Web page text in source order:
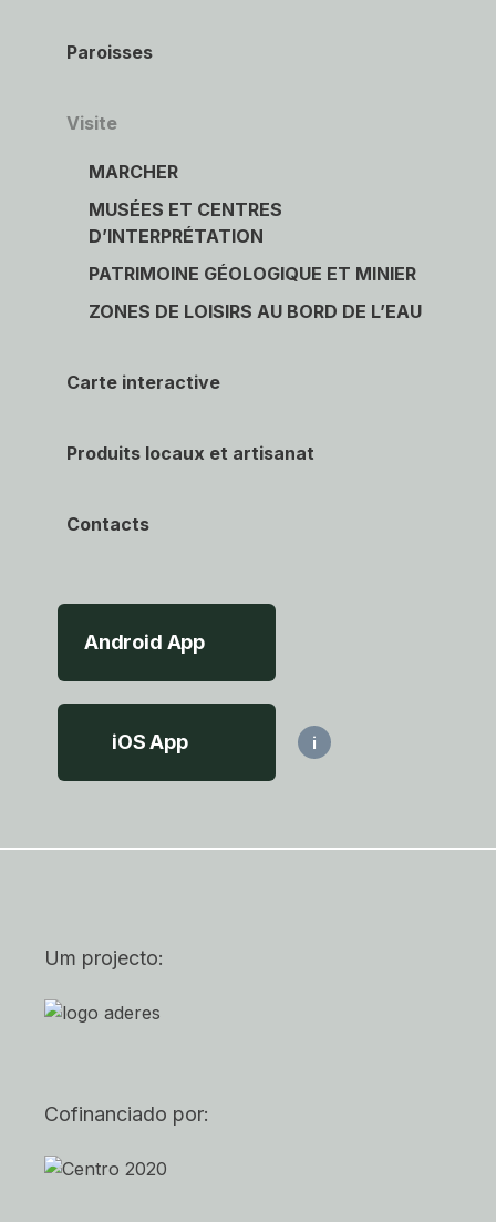
Paroisses
Visite
MARCHER
MUSÉES ET CENTRES
D’INTERPRÉTATION
PATRIMOINE GÉOLOGIQUE ET MINIER
ZONES DE LOISIRS AU BORD DE L’EAU
Carte interactive
Produits locaux et artisanat
Contacts
Android App
iOS App i
Um projecto:
Cofinanciado por: